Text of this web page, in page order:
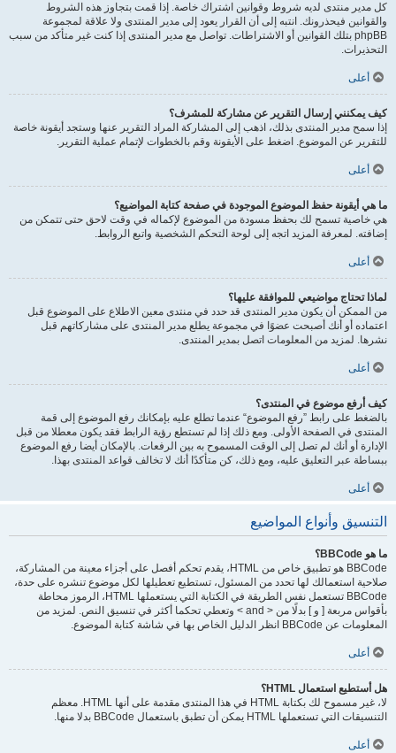
كل مدير منتدى لديه شروط وقوانين اشتراك خاصة. إذا قمت بتجاوز هذه الشروط
والقوانين فيحذرونك. انتبه إلى أن القرار يعود إلى مدير المنتدى ولا علاقة لمجموعة
phpBB بتلك القوانين أو الاشتراطات. تواصل مع مدير المنتدى إذا كنت غير متأكد من سبب
التحذيرات.
أعلى
كيف يمكنني إرسال التقرير عن مشاركة للمشرف؟
إذا سمح مدير المنتدى بذلك، اذهب إلى المشاركة المراد التقرير عنها وستجد أيقونة خاصة
للتقرير عن الموضوع. اضغط على الأيقونة وقم بالخطوات لإتمام عملية التقرير.
أعلى
ما هي أيقونة حفظ الموضوع الموجودة في صفحة كتابة المواضيع؟
هي خاصية تسمح لك بحفظ مسودة من الموضوع لإكماله في وقت لاحق حتى تتمكن من
إضافته. لمعرفة المزيد اتجه إلى لوحة التحكم الشخصية واتبع الروابط.
أعلى
لماذا تحتاج مواضيعي للموافقة عليها؟
من الممكن أن يكون مدير المنتدى قد حدد في منتدى معين الاطلاع على الموضوع قبل
اعتماده أو أنك أصبحت عضوًا في مجموعة يطلع مدير المنتدى على مشاركاتهم قبل
نشرها. لمزيد من المعلومات اتصل بمدير المنتدى.
أعلى
كيف أرفع موضوع في المنتدى؟
بالضغط على رابط ”رفع الموضوع“ عندما تطلع عليه بإمكانك رفع الموضوع إلى قمة
المنتدى في الصفحة الأولى. ومع ذلك إذا لم تستطع رؤية الرابط فقد يكون معطلا من قبل
الإدارة أو أنك لم تصل إلى الوقت المسموح به بين الرفعات. بالإمكان أيضا رفع الموضوع
ببساطة عبر التعليق عليه، ومع ذلك، كن متأكدًا أنك لا تخالف قواعد المنتدى بهذا.
أعلى
التنسيق وأنواع المواضيع
ما هو BBCode؟
BBCode هو تطبيق خاص من HTML، يقدم تحكم أفصل على أجزاء معينة من المشاركة،
صلاحية استعمالك لها تحدد من المسئول، تستطيع تعطيلها لكل موضوع تنشره على حدة،
BBCode تستعمل نفس الطريقة في الكتابة التي يستعملها HTML، الرموز محاطة
بأقواس مربعة [ و ] بدلًا من < and > وتعطي تحكما أكثر في تنسيق النص. لمزيد من
المعلومات عن BBCode انظر الدليل الخاص بها في شاشة كتابة الموضوع.
أعلى
هل أستطيع استعمال HTML؟
لا، غير مسموح لك بكتابة HTML في هذا المنتدى مقدمة على أنها HTML. معظم
التنسيقات التي تستعملها HTML يمكن أن تطبق باستعمال BBCode بدلا منها.
أعلى